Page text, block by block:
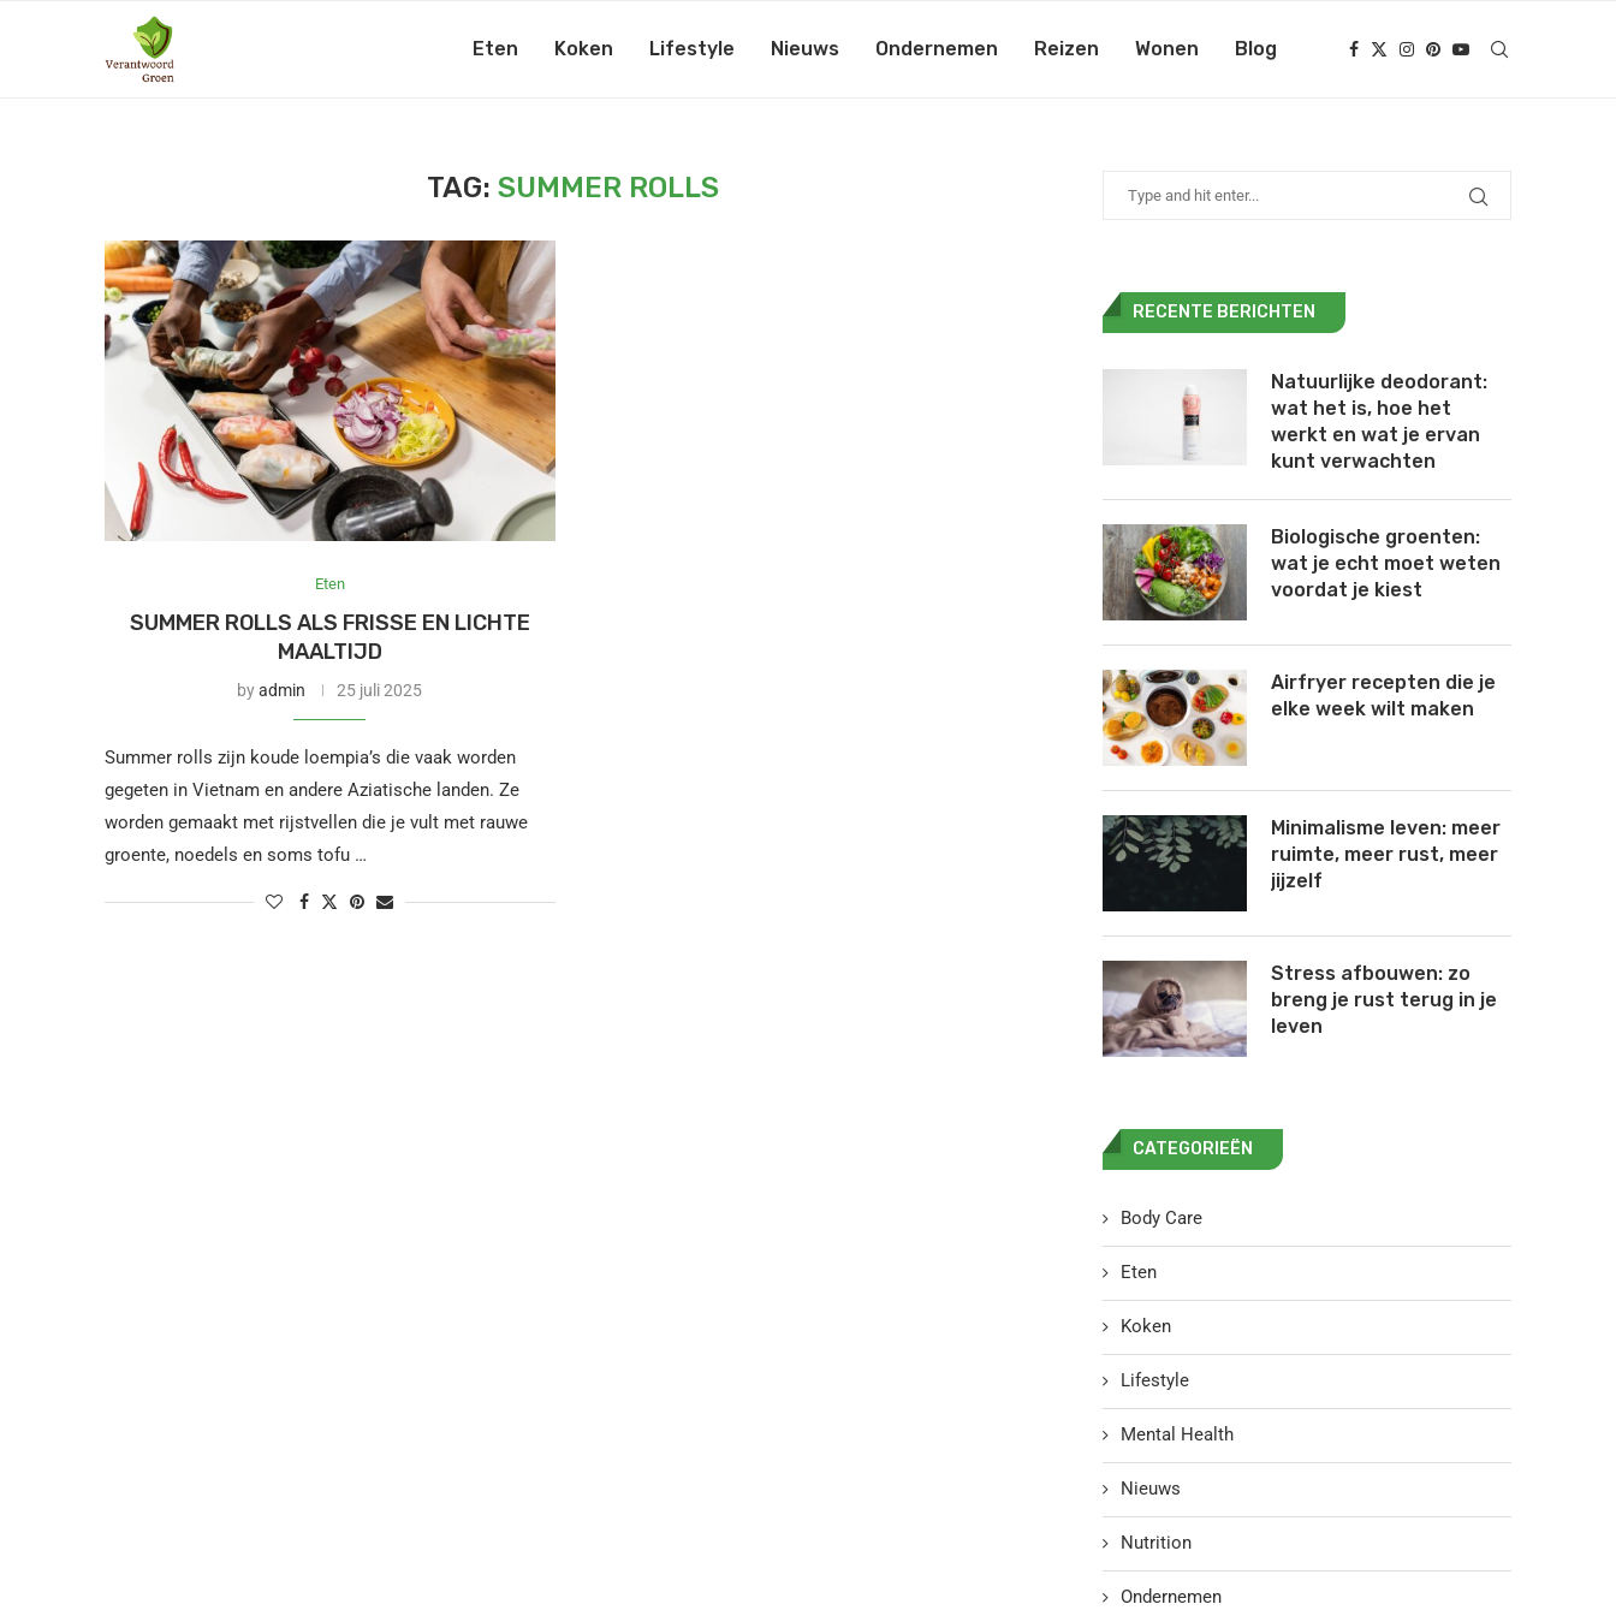
Eten Koken Lifestyle Nieuws Ondernemen Reizen Wonen Blog
TAG:SUMMER ROLLS
Eten
SUMMER ROLLS ALS FRISSE EN LICHTE
MAALTIJD
byadmin 25 juli 2025
Summer rolls zijn koude loempia’s die vaak worden
gegeten in Vietnam en andere Aziatische landen. Ze
worden gemaakt met rijstvellen die je vult met rauwe
groente, noedels en soms tofu …
RECENTE BERICHTEN
Natuurlijke deodorant:
wat het is, hoe het
werkt en wat je ervan
kunt verwachten
Biologische groenten:
wat je echt moet weten
voordat je kiest
Airfryer recepten die je
elke week wilt maken
Minimalisme leven: meer
ruimte, meer rust, meer
jijzelf
Stress afbouwen: zo
breng je rust terug in je
leven
CATEGORIEËN
Body Care
Eten
Koken
Lifestyle
Mental Health
Nieuws
Nutrition
Ondernemen